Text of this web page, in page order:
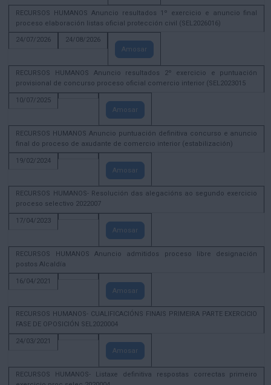
RECURSOS HUMANOS Anuncio resultados 1º exercicio e anuncio final
proceso elaboración listas oficial protección civil (SEL2026016)
24/07/2026
24/08/2026
Amosar
RECURSOS HUMANOS Anuncio resultados 2º exercicio e puntuación
provisional de concurso proceso oficial comercio interior (SEL2023015
10/07/2025
Amosar
RECURSOS HUMANOS Anuncio puntuación definitiva concurso e anuncio
final do proceso de axudante de comercio interior (estabilización)
19/02/2024
Amosar
RECURSOS HUMANOS- Resolución das alegacións ao segundo exercicio
proceso selectivo 2022007
17/04/2023
Amosar
RECURSOS HUMANOS Anuncio admitidos proceso libre designación
postos Alcaldía
16/04/2021
Amosar
RECURSOS HUMANOS- CUALIFICACIÓNS FINAIS PRIMEIRA PARTE EXERCICIO
FASE DE OPOSICIÓN SEL2020004
24/03/2021
Amosar
RECURSOS HUMANOS- Listaxe definitiva respostas correctas primeiro